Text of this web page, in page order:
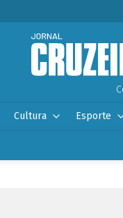
Cultura Esporte